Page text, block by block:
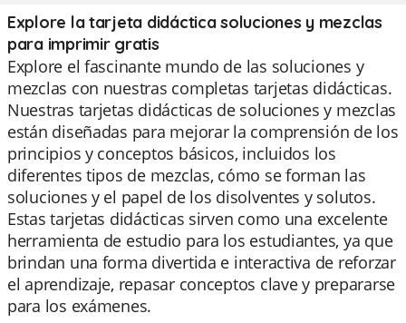
Explore la tarjeta didáctica soluciones y mezclas
para imprimir gratis
Explore el fascinante mundo de las soluciones y
mezclas con nuestras completas tarjetas didácticas.
Nuestras tarjetas didácticas de soluciones y mezclas
están diseñadas para mejorar la comprensión de los
principios y conceptos básicos, incluidos los
diferentes tipos de mezclas, cómo se forman las
soluciones y el papel de los disolventes y solutos.
Estas tarjetas didácticas sirven como una excelente
herramienta de estudio para los estudiantes, ya que
brindan una forma divertida e interactiva de reforzar
el aprendizaje, repasar conceptos clave y prepararse
para los exámenes.